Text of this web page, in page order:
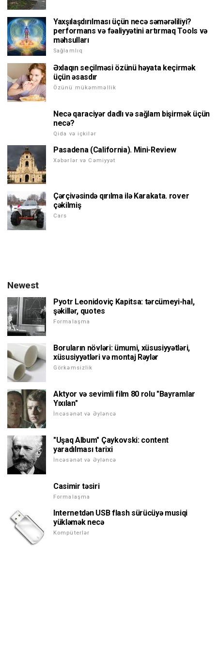
Yaxşılaşdırılması üçün necə səmərəliliyi?
performans və fəaliyyətini artırmaq Tools və
məhsulları
Sağlamlıq
Əxlaqın seçilməsi özünü həyata keçirmək
üçün əsasdır
Özünü mükəmməllik
Necə qaraciyər dadlı və sağlam bişirmək üçün
necə?
Qida və içkilər
Pasadena (California). Mini-Review
Xəbərlər və Cəmiyyət
Çərçivəsində qırılma ilə Karakata. rover
çəkilmiş
Cars
Newest
Pyotr Leonidoviç Kapitsa: tərcümeyi-hal,
şəkillər, quotes
Formalaşma
Boruların növləri: ümumi, xüsusiyyətləri,
xüsusiyyətləri və montaj Rəylər
Görkəmsizlik
Aktyor və sevimli film 80 rolu "Bayramlar
Yıxılan"
İncəsənət və Əyləncə
"Uşaq Album" Çaykovski: content
yaradılması tarixi
İncəsənət və Əyləncə
Casimir təsiri
Formalaşma
Internetdən USB flash sürücüyə musiqi
yükləmək necə
Kompüterlər